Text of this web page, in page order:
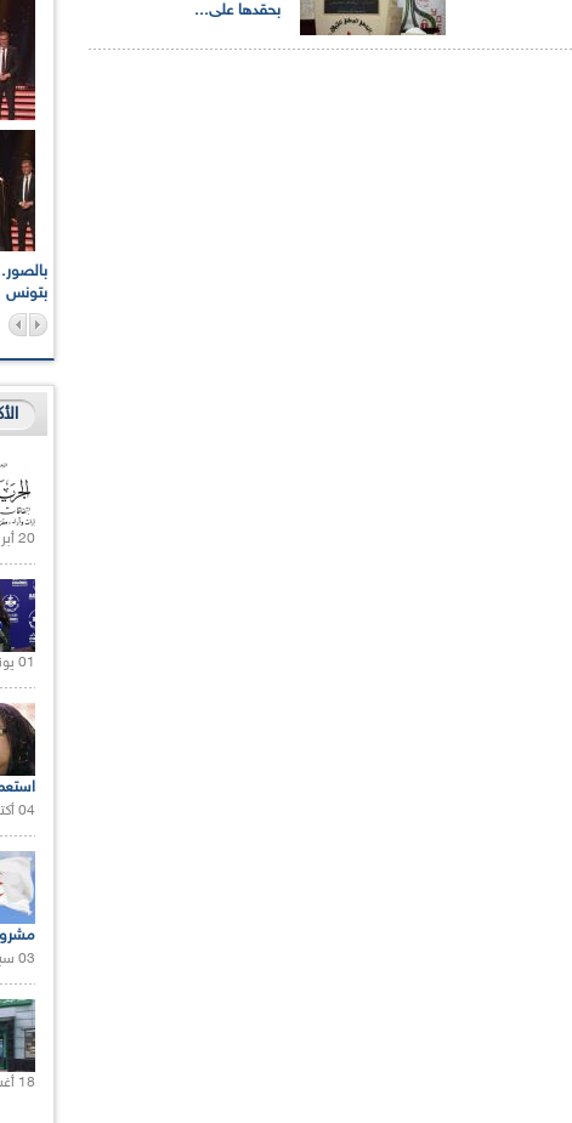
بحقدها على...
بتونس
20 أبريل 2021 |
01 يونيو 2021 |
04 أكتوبر 2020 |
03 سبتمبر 2020 |
18 أغسطس 2020 |